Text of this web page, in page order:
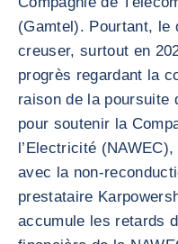
(Gamtel). Pourtant, le
creuser, surtout en
progrès regardant la
raison de la poursuite
pour soutenir la
l’Electricité
avec la non-
prestataire
accumule les retards